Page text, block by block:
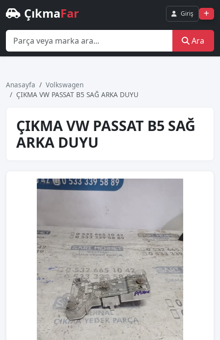
ÇıkmaFar Giriş
Ara
Anasayfa
Volkswagen
ÇIKMA VW PASSAT B5 SAĞ ARKA DUYU
ÇIKMA VW PASSAT B5 SAĞ
ARKA DUYU